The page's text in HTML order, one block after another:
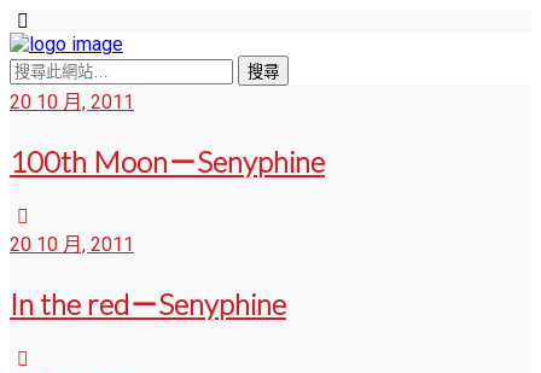
20 10 月, 2011
100th Moon－Senyphine
20 10 月, 2011
In the red－Senyphine